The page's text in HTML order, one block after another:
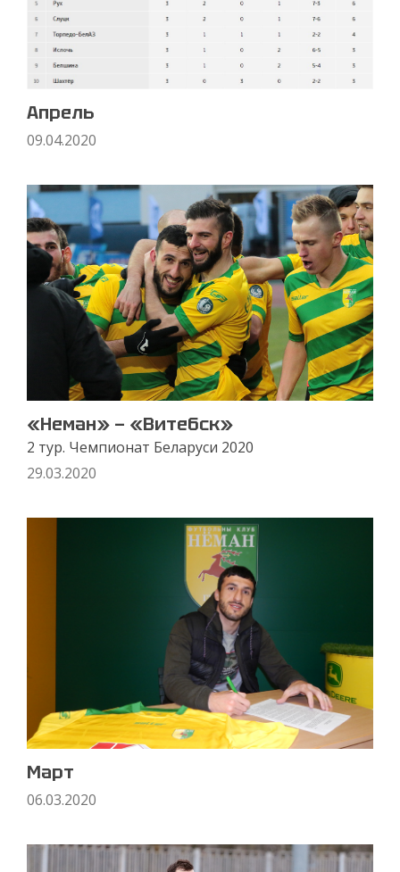
Апрель
09.04.2020
«Неман» — «Витебск»
2 тур. Чемпионат Беларуси 2020
29.03.2020
Март
06.03.2020